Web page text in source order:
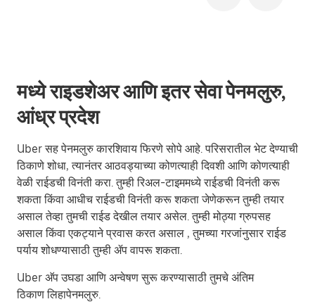
मध्ये राइडशेअर आणि इतर सेवा पेनमलुरु,
आंध्र प्रदेश
Uber सह पेनमलुरु कारशिवाय फिरणे सोपे आहे. परिसरातील भेट देण्याची
ठिकाणे शोधा, त्यानंतर आठवड्याच्या कोणत्याही दिवशी आणि कोणत्याही
वेळी राईडची विनंती करा. तुम्ही रिअल-टाइममध्ये राईडची विनंती करू
शकता किंवा आधीच राईडची विनंती करू शकता जेणेकरून तुम्ही तयार
असाल तेव्हा तुमची राईड देखील तयार असेल. तुम्ही मोठ्या ग्रुपसह
असाल किंवा एकट्याने प्रवास करत असाल , तुमच्या गरजांनुसार राईड
पर्याय शोधण्यासाठी तुम्ही ॲप वापरू शकता.
Uber अ‍ॅप उघडा आणि अन्वेषण सुरू करण्यासाठी तुमचे अंतिम
ठिकाण लिहापेनमलुरु.